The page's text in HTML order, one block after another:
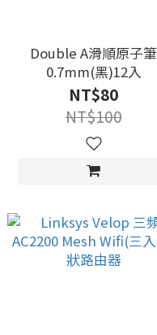
Double A滑順原子筆
0.7mm(黑)12入
NT$80
NT$100